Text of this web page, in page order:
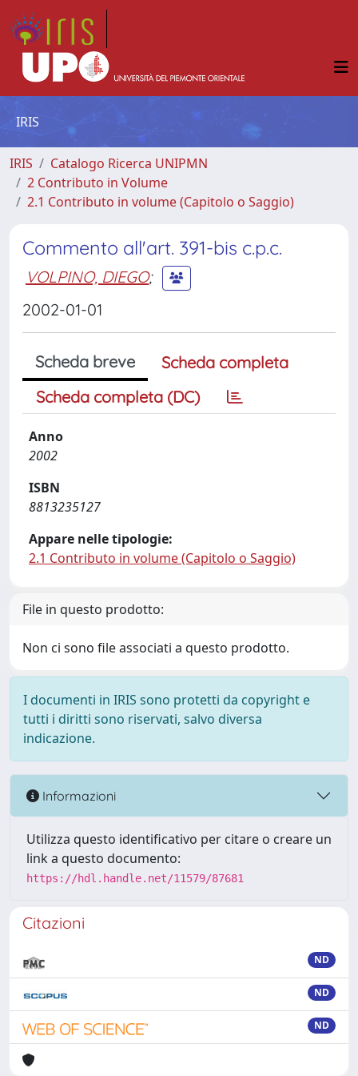
IRIS
IRIS
Catalogo Ricerca UNIPMN
2 Contributo in Volume
2.1 Contributo in volume (Capitolo o Saggio)
Commento all'art. 391-bis c.p.c.
VOLPINO, DIEGO;
2002-01-01
Scheda breve
Scheda completa
Scheda completa (DC)
Anno
2002
ISBN
8813235127
Appare nelle tipologie:
2.1 Contributo in volume (Capitolo o Saggio)
File in questo prodotto:
Non ci sono file associati a questo prodotto.
I documenti in IRIS sono protetti da copyright e
tutti i diritti sono riservati, salvo diversa
indicazione.
Informazioni
Utilizza questo identificativo per citare o creare un
link a questo documento:
https://hdl.handle.net/11579/87681
Citazioni
ND
ND
ND